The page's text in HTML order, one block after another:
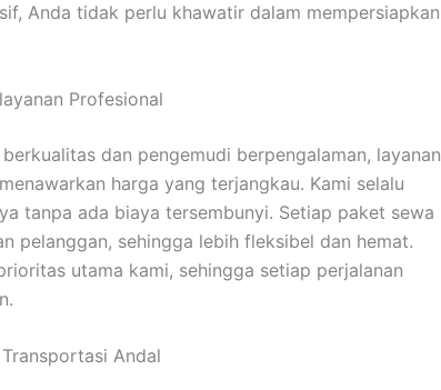
Anda tidak perlu khawatir dalam mempersiapkan
Profesional
dan pengemudi berpengalaman, layanan
harga yang terjangkau. Kami selalu
tanpa ada biaya tersembunyi. Setiap paket sewa
pelanggan, sehingga lebih fleksibel dan hemat.
utama kami, sehingga setiap perjalanan
Andal